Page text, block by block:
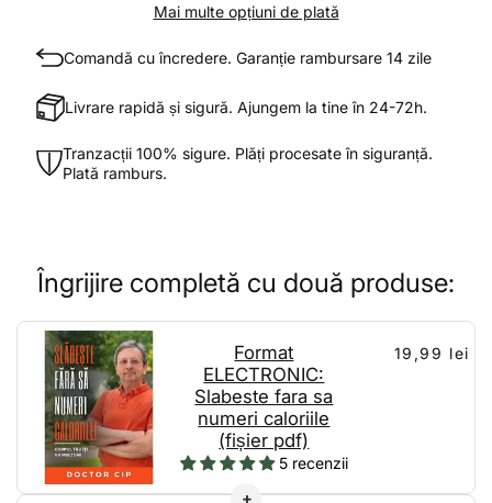
Mai multe opțiuni de plată
Comandă cu încredere. Garanție rambursare 14 zile
Livrare rapidă și sigură. Ajungem la tine în 24-72h.
Tranzacții 100% sigure. Plăți procesate în siguranță.
Plată ramburs.
Îngrijire completă cu două produse:
Format
ELECTRONIC:
Slabeste fara sa
numeri caloriile
(fișier pdf)
5 recenzii
19,99 lei